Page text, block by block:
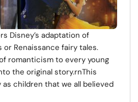
Disney’s adaptation of
or Renaissance fairy tales.
romanticism to every young
the original story.rnThis
as children that we all believed